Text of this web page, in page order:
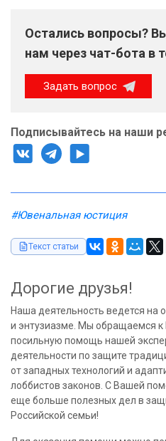
Остались вопросы?
нам через чат-бота в
Задать вопрос
Подписывайтесь на наши
#Ювенальная юстиция
Текст статьи
Дорогие друзья!
Наша деятельность ведется на
и энтузиазме. Мы обращаемся к
посильную помощь нашей
деятельности по защите
от западных технологий и
лоббистов законов. С Вашей
еще больше полезных дел в
Российской семьи!